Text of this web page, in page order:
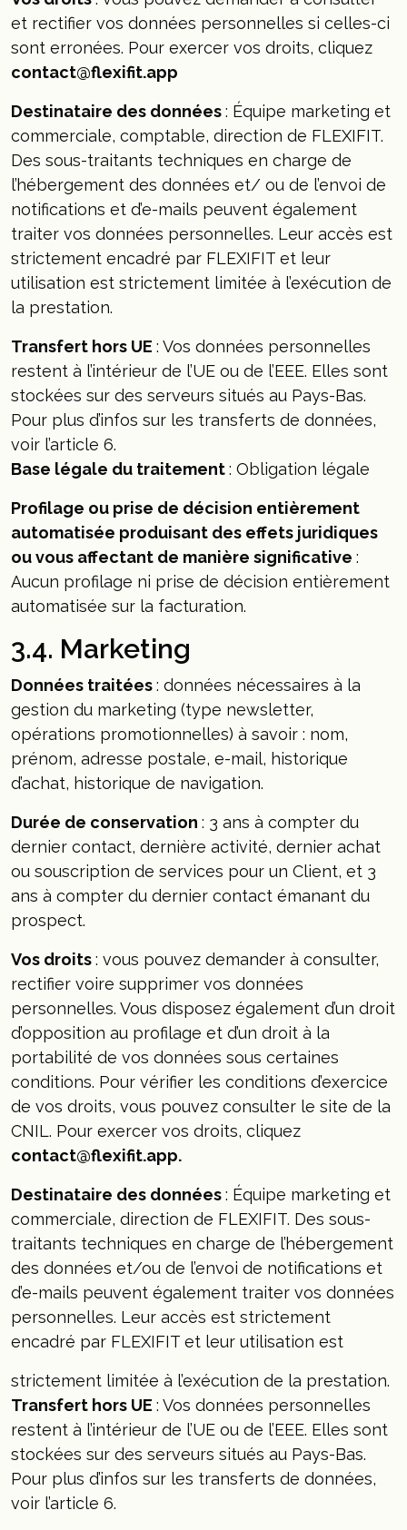
et rectifier vos données personnelles si celles-ci
sont erronées. Pour exercer vos droits, cliquez
contact@flexifit.app
Destinataire des données: Équipe marketing et
commerciale, comptable, direction de FLEXIFIT.
Des sous-traitants techniques en charge de
l’hébergement des données et/ ou de l’envoi de
notifications et d’e-mails peuvent également
traiter vos données personnelles. Leur accès est
strictement encadré par FLEXIFIT et leur
utilisation est strictement limitée à l’exécution de
la prestation.
Transfert hors UE : Vos données personnelles
restent à l’intérieur de l’UE ou de l’EEE. Elles sont
stockées sur des serveurs situés au Pays-Bas.
Pour plus d’infos sur les transferts de données,
voir l’article 6.
Base légale du traitement: Obligation légale
Profilage ou prise de décision entièrement
automatisée produisant des effets juridiques
ou vous affectant de manière significative :
Aucun profilage ni prise de décision entièrement
automatisée sur la facturation.
3.4. Marketing
Données traitées: données nécessaires à la
gestion du marketing (type newsletter,
opérations promotionnelles) à savoir : nom,
prénom, adresse postale, e-mail, historique
d’achat, historique de navigation.
Durée de conservation : 3 ans à compter du
dernier contact, dernière activité, dernier achat
ou souscription de services pour un Client, et 3
ans à compter du dernier contact émanant du
prospect.
Vos droits: vous pouvez demander à consulter,
rectifier voire supprimer vos données
personnelles. Vous disposez également d’un droit
d’opposition au profilage et d’un droit à la
portabilité de vos données sous certaines
conditions. Pour vérifier les conditions d’exercice
de vos droits, vous pouvez consulter le site de la
CNIL. Pour exercer vos droits, cliquez
contact@flexifit.app.
Destinataire des données: Équipe marketing et
commerciale, direction de FLEXIFIT. Des sous-
traitants techniques en charge de l’hébergement
des données et/ou de l’envoi de notifications et
d’e-mails peuvent également traiter vos données
personnelles. Leur accès est strictement
encadré par FLEXIFIT et leur utilisation est
strictement limitée à l’exécution de la prestation.
Transfert hors UE : Vos données personnelles
restent à l’intérieur de l’UE ou de l’EEE. Elles sont
stockées sur des serveurs situés au Pays-Bas.
Pour plus d’infos sur les transferts de données,
voir l’article 6.